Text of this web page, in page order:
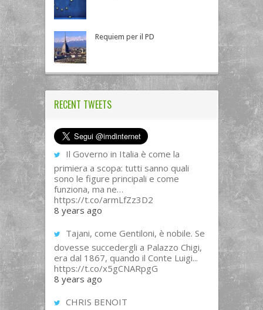
Requiem per il PD
RECENT TWEETS
Il Governo in Italia è come la
primiera a scopa: tutti sanno quali
sono le figure principali e come
funziona, ma ne…
https://t.co/armLfZz3D2
8 years ago
Tajani, come Gentiloni, è nobile. Se
dovesse succedergli a Palazzo Chigi,
era dal 1867, quando il Conte Luigi...
https://t.co/x5gCNARpgG
8 years ago
CHRIS BENOIT